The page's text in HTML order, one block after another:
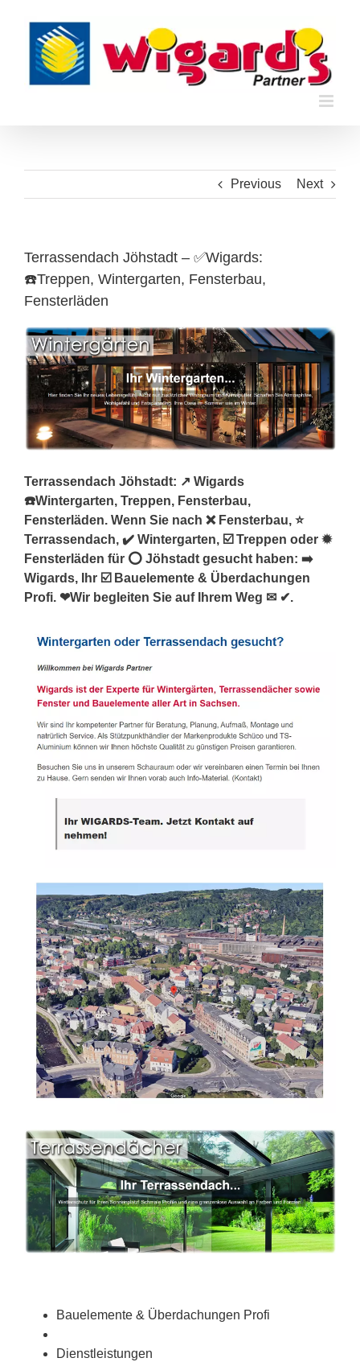
content
Previous Next
Terrassendach Jöhstadt – ✅Wigards:
☎️Treppen, Wintergarten, Fensterbau,
Fensterläden
Terrassendach Jöhstadt: ↗️ Wigards
☎️Wintergarten, Treppen, Fensterbau,
Fensterläden. Wenn Sie nach ❌ Fensterbau, ⭐
Terrassendach, ✔️ Wintergarten, ☑️ Treppen oder ✹
Fensterläden für ⭕ Jöhstadt gesucht haben: ➡️
Wigards, Ihr ☑️ Bauelemente & Überdachungen
Profi. ❤Wir begleiten Sie auf Ihrem Weg ✉ ✔.
Bauelemente & Überdachungen Profi
Dienstleistungen